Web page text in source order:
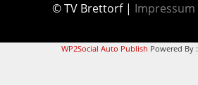
© TV Brettorf | Impressum
WP2Social Auto Publish Powered By :